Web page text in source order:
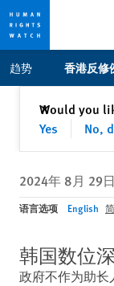
Skip
to
privacy
Skip
to
content
趋势 香港反修
Would you
Yes
No,
✕关闭
2024年 8月 29
语言选项 English
韩国数位
政府不作为助长